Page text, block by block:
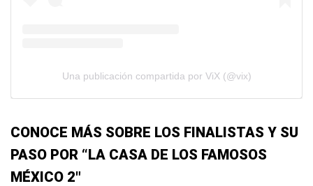
Una publicación compartida por ViX (@vix)
CONOCE MÁS SOBRE LOS FINALISTAS Y SU
PASO POR “LA CASA DE LOS FAMOSOS
MÉXICO 2″